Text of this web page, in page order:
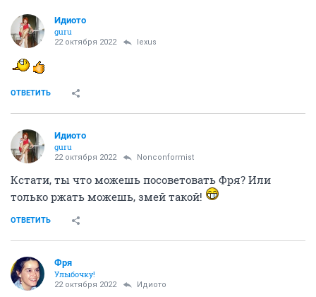
Идиото
guru
22 октября 2022 lexus
ОТВЕТИТЬ
Идиото
guru
22 октября 2022 Nonconformist
Кстати, ты что можешь посоветовать Фря? Или
только ржать можешь, змей такой!
ОТВЕТИТЬ
Фря
Улыбочку!
22 октября 2022 Идиото